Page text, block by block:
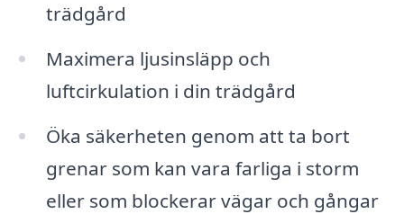
trädgård
Maximera ljusinsläpp och
luftcirkulation i din trädgård
Öka säkerheten genom att ta bort
grenar som kan vara farliga i storm
eller som blockerar vägar och gångar